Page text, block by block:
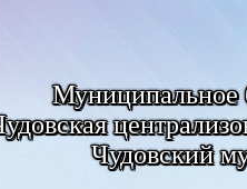
Муниципальное
Чудовский